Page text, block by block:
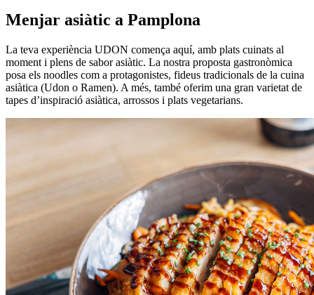
Menjar asiàtic a Pamplona
La teva experiència UDON comença aquí, amb plats cuinats al
moment i plens de sabor asiàtic. La nostra proposta gastronòmica
posa els noodles com a protagonistes, fideus tradicionals de la cuina
asiàtica (Udon o Ramen). A més, també oferim una gran varietat de
tapes d’inspiració asiàtica, arrossos i plats vegetarians.